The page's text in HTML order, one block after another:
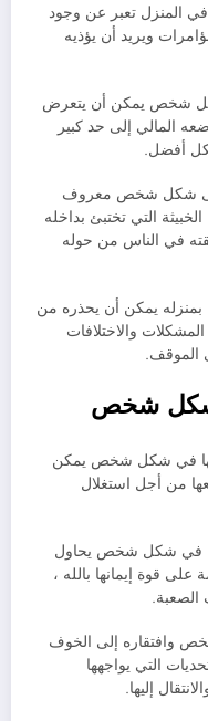
تعبر عن وجود
ويريد أن يؤذيه
شخص يمكن أن يتعرض
المالي إلى حد كبير
أفضل.
إلى شكل شخص معروف
التي تختبئ بداخله
في الناس من حوله
يمكن أن يحذره من
والاختلافات
الموقف.
شكل شخص
في شكل شخص يمكن
من أجل استغلال
في شكل شخص يحاول
على قوة إيمانها بالله ،
الصعبة.
وافتقاره إلى الخوف
التي يواجهها
إليها.